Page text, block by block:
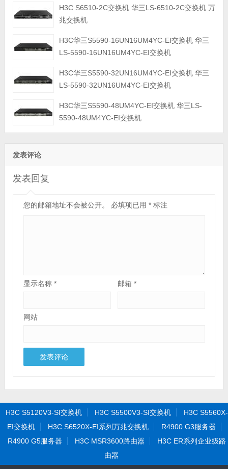
H3C S6510-2C交换机 华三LS-6510-2C交换机 万
兆交换机
H3C华三S5590-16UN16UM4YC-EI交换机 华三
LS-5590-16UN16UM4YC-EI交换机
H3C华三S5590-32UN16UM4YC-EI交换机 华三
LS-5590-32UN16UM4YC-EI交换机
H3C华三S5590-48UM4YC-EI交换机 华三LS-
5590-48UM4YC-EI交换机
发表评论
发表回复
您的邮箱地址不会被公开。 必填项已用 *标注
显示名称 * 邮箱*
网站
H3C S5120V3-SI交换机 H3C S5500V3-SI交换机
H3C S5560X-
EI交换机
H3C S6520X-EI系列万兆交换机
R4900 G3服务器
R4900 G5服务器
H3C MSR3600路由器
H3C ER系列企业级路
由器